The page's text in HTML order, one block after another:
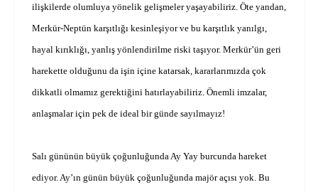
ilişkilerde olumluya yönelik gelişmeler yaşayabiliriz. Öte yandan,
Merkür-Neptün karşıtlığı kesinleşiyor ve bu karşıtlık yanılgı,
hayal kırıklığı, yanlış yönlendirilme riski taşıyor. Merkür’ün geri
harekette olduğunu da işin içine katarsak, kararlarımızda çok
dikkatli olmamız gerektiğini hatırlayabiliriz. Önemli imzalar,
anlaşmalar için pek de ideal bir günde sayılmayız!
Salı gününün büyük çoğunluğunda Ay Yay burcunda hareket
ediyor. Ay’ın günün büyük çoğunluğunda majör açısı yok. Bu